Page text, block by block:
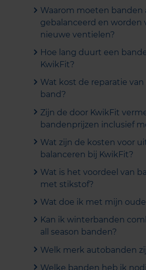
Waarom moeten banden
gebalanceerd en worden
nieuwe ventielen?
Hoe lang duurt een
KwikFit?
Wat kost de reparatie van
band?
Zijn de door KwikFit
bandenprijzen inclusief
Wat zijn de kosten voor
balanceren bij KwikFit?
Wat is het voordeel van
met stikstof?
Wat doe ik met mijn
Kan ik winterbanden
all season banden?
Welk merk autobanden
Welke banden heb ik